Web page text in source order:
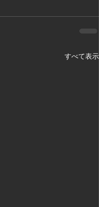
すべて表示